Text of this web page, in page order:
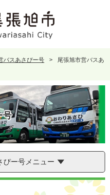
バスあさぴー号 >
尾張旭市営バスあ
号
ぴー号メニュー